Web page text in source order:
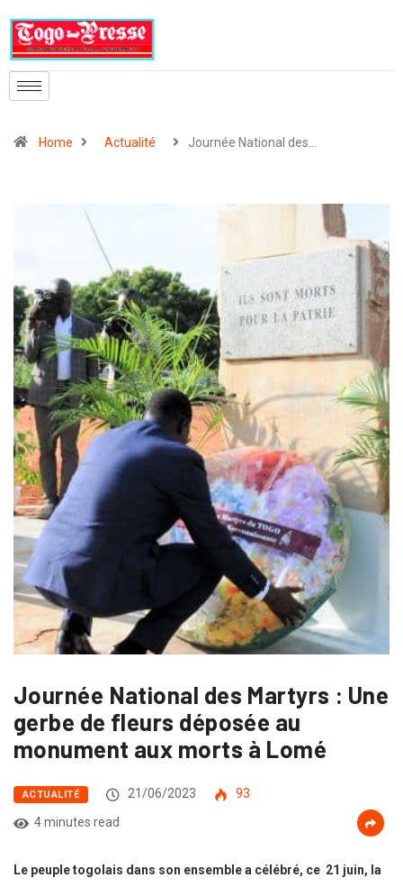
Home Actualité Journée National des…
Journée National des Martyrs : Une
gerbe de fleurs déposée au
monument aux morts à Lomé
ACTUALITÉ 21/06/2023
93
4 minutes read
Le peuple togolais dans son ensemble a célébré, ce 21 juin, la